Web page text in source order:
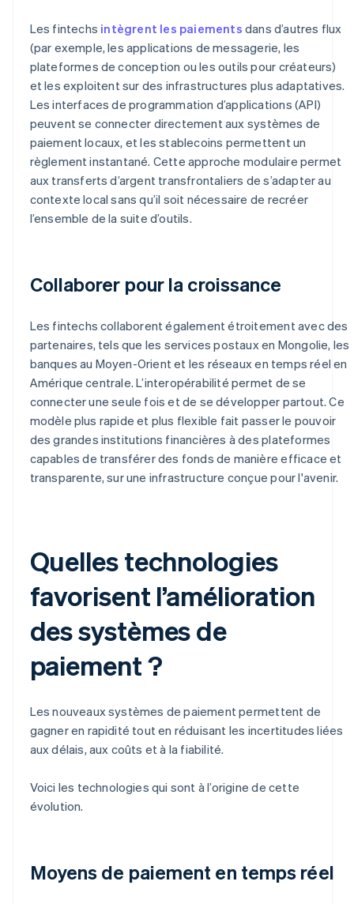
Les fintechs intègrent les paiements dans d’autres flux
(par exemple, les applications de messagerie, les
plateformes de conception ou les outils pour créateurs)
et les exploitent sur des infrastructures plus adaptatives.
Les interfaces de programmation d’applications (API)
peuvent se connecter directement aux systèmes de
paiement locaux, et les stablecoins permettent un
règlement instantané. Cette approche modulaire permet
aux transferts d’argent transfrontaliers de s’adapter au
contexte local sans qu’il soit nécessaire de recréer
l’ensemble de la suite d’outils.
Collaborer pour la croissance
Les fintechs collaborent également étroitement avec des
partenaires, tels que les services postaux en Mongolie, les
banques au Moyen-Orient et les réseaux en temps réel en
Amérique centrale. L’interopérabilité permet de se
connecter une seule fois et de se développer partout. Ce
modèle plus rapide et plus flexible fait passer le pouvoir
des grandes institutions financières à des plateformes
capables de transférer des fonds de manière efficace et
transparente, sur une infrastructure conçue pour l'avenir.
Quelles technologies
favorisent l’amélioration
des systèmes de
paiement ?
Les nouveaux systèmes de paiement permettent de
gagner en rapidité tout en réduisant les incertitudes liées
aux délais, aux coûts et à la fiabilité.
Voici les technologies qui sont à l’origine de cette
évolution.
Moyens de paiement en temps réel